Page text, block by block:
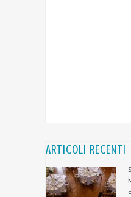
ARTICOLI RECENTI